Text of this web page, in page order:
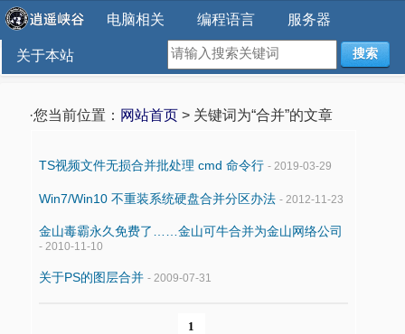
电脑相关 编程语言 服务器
关于本站 搜索
·您当前位置： 网站首页 > 关键词为“合并”的文章
TS视频文件无损合并批处理 cmd 命令行 - 2019-03-29
Win7/Win10 不重装系统硬盘合并分区办法 - 2012-11-23
金山毒霸永久免费了……金山可牛合并为金山网络公司
- 2010-11-10
关于PS的图层合并 - 2009-07-31
1